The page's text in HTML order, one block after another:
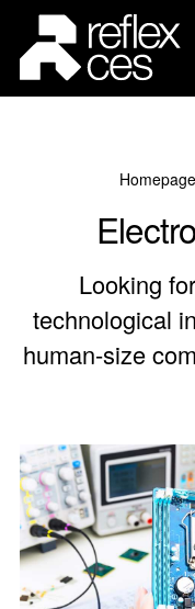
Homepage
Looking
technological
human-size